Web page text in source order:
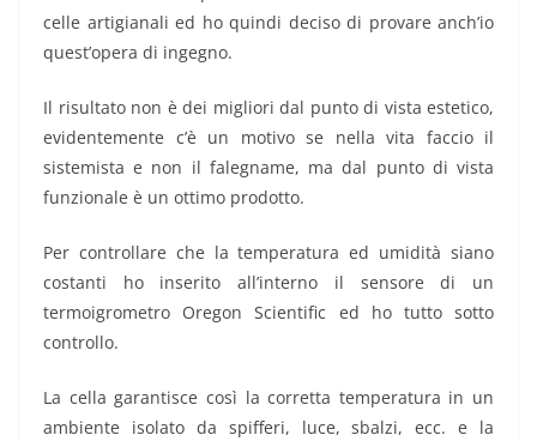
celle artigianali ed ho quindi deciso di provare anch’io
quest’opera di ingegno.
Il risultato non è dei migliori dal punto di vista estetico,
evidentemente c’è un motivo se nella vita faccio il
sistemista e non il falegname, ma dal punto di vista
funzionale è un ottimo prodotto.
Per controllare che la temperatura ed umidità siano
costanti ho inserito all’interno il sensore di un
termoigrometro Oregon Scientific ed ho tutto sotto
controllo.
La cella garantisce così la corretta temperatura in un
ambiente isolato da spifferi, luce, sbalzi, ecc. e la